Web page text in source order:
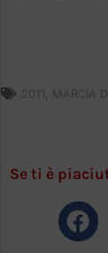
2011 MARCIA
Se ti è